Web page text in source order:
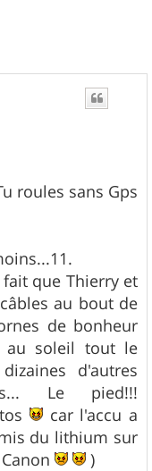
roules sans Gps
fait que Thierry et
au bout de
de bonheur
au soleil tout le
d'autres
Le pied!!!
car l'accu a
du lithium sur
)